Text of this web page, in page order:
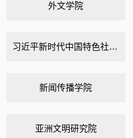
外文学院
习近平新时代中国特色社会主义思想研究中心
新闻传播学院
亚洲文明研究院